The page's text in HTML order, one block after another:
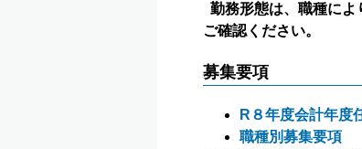
勤務形態は、職種に
ご確認ください。
募集要項
R８年度会計年度
職種別募集要項